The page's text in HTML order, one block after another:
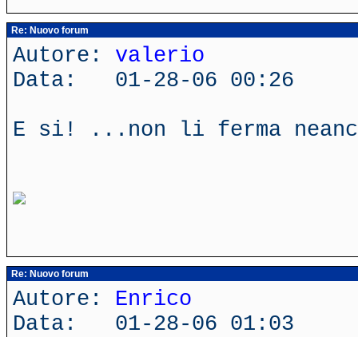
Re: Nuovo forum
Autore: valerio
Data: 01-28-06 00:26
E si! ...non li ferma
Re: Nuovo forum
Autore: Enrico
Data: 01-28-06 01:03